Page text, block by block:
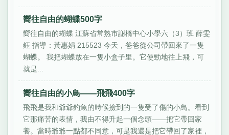
嚮往自由的蝴蝶500字
嚮往自由的蝴蝶 江蘇省常熟市謝橋中心小學六（3）班 薛雯
鈺 指導：黃惠娟 215523 今天，爸爸從公司帶回來了一隻
蝴蝶。 我把蝴蝶放在一隻小盒子里。它使勁地往上飛，可
就是...
嚮往自由的小鳥——飛飛400字
飛飛是我和爺爺釣魚的時候撿到的一隻受了傷的小鳥。看到
它那痛苦的表情，我由不得升起一個念頭——把它帶回家
養。當時爺爺一點都不同意，可是我還是把它帶回了家裡，